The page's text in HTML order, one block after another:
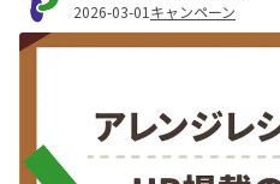
2026-03-01 キャンペーン